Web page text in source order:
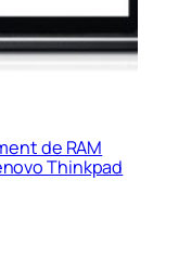
de RAM
Thinkpad